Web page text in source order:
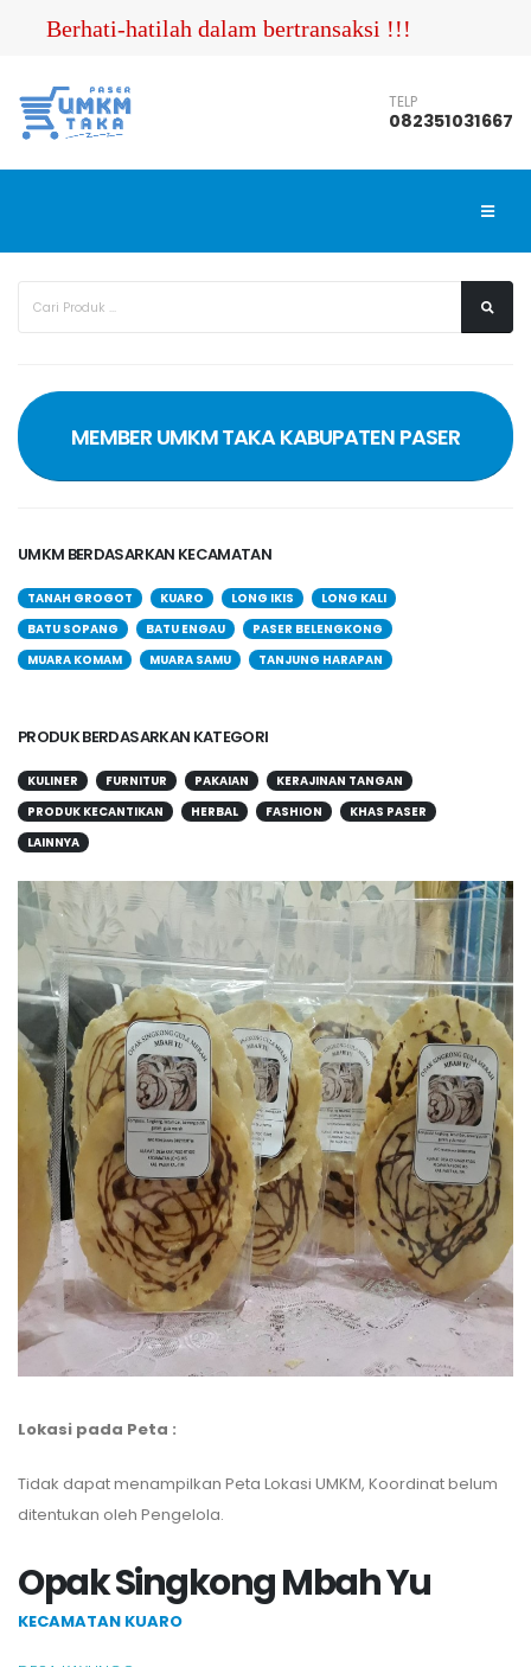
Berhati-hatilah dalam bertransaksi !!! Pastikan
TELP
082351031667
MEMBER UMKM TAKA KABUPATEN PASER
UMKM BERDASARKAN KECAMATAN
TANAH GROGOT KUARO LONG IKIS
LONG KALI
BATU SOPANG
BATU ENGAU
PASER BELENGKONG
MUARA KOMAM
MUARA SAMU TANJUNG HARAPAN
PRODUK BERDASARKAN KATEGORI
KULINER FURNITUR PAKAIAN
KERAJINAN TANGAN
PRODUK KECANTIKAN
HERBAL FASHION
KHAS PASER
LAINNYA
Opak Singkong Mbah Yu
KECAMATAN KUARO
Lokasi pada Peta :
Tidak dapat menampilkan Peta Lokasi UMKM, Koordinat belum
ditentukan oleh Pengelola.